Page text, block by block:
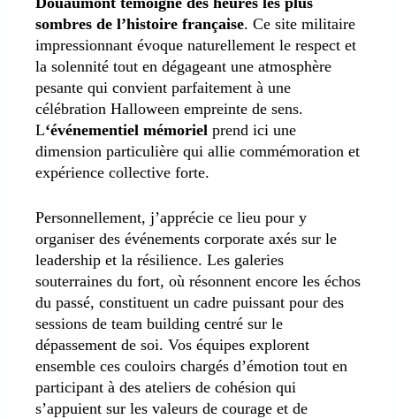
sombres de l’histoire française. Ce site militaire
impressionnant évoque naturellement le respect et
la solennité tout en dégageant une atmosphère
pesante qui convient parfaitement à une
célébration Halloween empreinte de sens.
L‘événementiel mémoriel prend ici une
dimension particulière qui allie commémoration et
expérience collective forte.
Personnellement, j’apprécie ce lieu pour y
organiser des événements corporate axés sur le
leadership et la résilience. Les galeries
souterraines du fort, où résonnent encore les échos
du passé, constituent un cadre puissant pour des
sessions de team building centré sur le
dépassement de soi. Vos équipes explorent
ensemble ces couloirs chargés d’émotion tout en
participant à des ateliers de cohésion qui
s’appuient sur les valeurs de courage et de